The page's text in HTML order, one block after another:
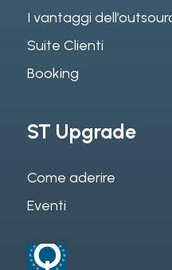
I vantaggi
Suite Clienti
Booking
ST Upgrade
Come aderire
Eventi